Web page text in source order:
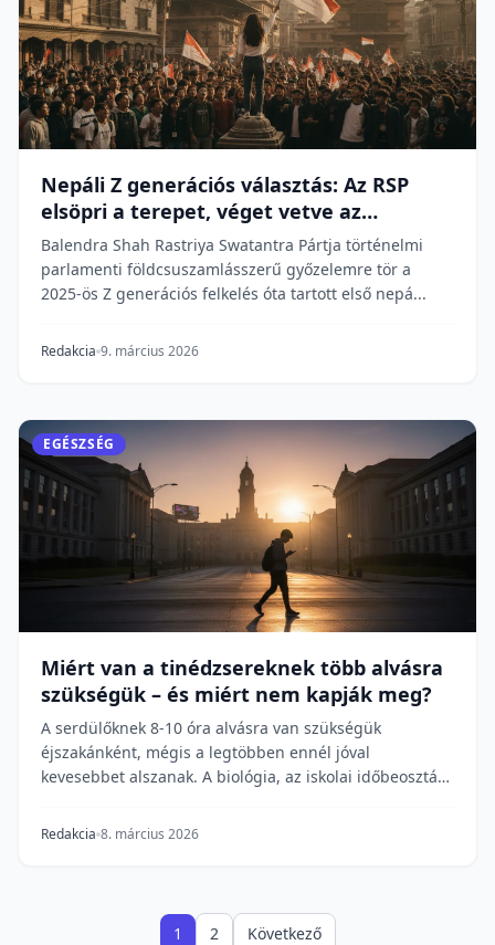
Nepáli Z generációs választás: Az RSP
elsöpri a terepet, véget vetve az
évtizedes elituralomnak
Balendra Shah Rastriya Swatantra Pártja történelmi
parlamenti földcsuszamlásszerű győzelemre tör a
2025-ös Z generációs felkelés óta tartott első nepá...
Redakcia 9. március 2026
EGÉSZSÉG
Miért van a tinédzsereknek több alvásra
szükségük – és miért nem kapják meg?
A serdülőknek 8-10 óra alvásra van szükségük
éjszakánként, mégis a legtöbben ennél jóval
kevesebbet alszanak. A biológia, az iskolai időbeosztás
Redakcia 8. március 2026
1 2 Következő